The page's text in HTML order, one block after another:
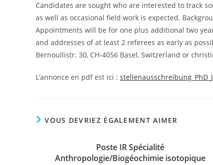
Candidates are sought who are interested to track
as well as occasional field work is expected.
Appointments will be for one plus additional two
and addresses of at least 2 referees as early as
Bernoullistr. 30, CH-4056 Basel, Switzerland or
L’annonce en pdf est ici :
VOUS DEVRIEZ ÉGALEMENT AIMER
Poste IR Spécialité
Anthropologie/Biogéochimie isotopique